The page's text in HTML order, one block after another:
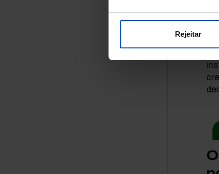
Rejeitar